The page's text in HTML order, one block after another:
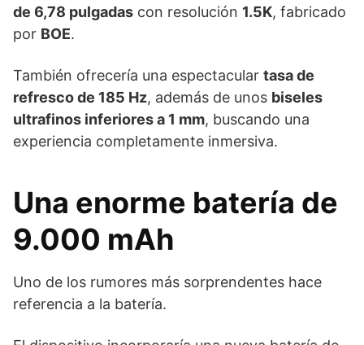
de 6,78 pulgadas con resolución 1.5K, fabricado
por BOE.
También ofrecería una espectacular tasa de
refresco de 185 Hz, además de unos biseles
ultrafinos inferiores a 1 mm, buscando una
experiencia completamente inmersiva.
Una enorme batería de
9.000 mAh
Uno de los rumores más sorprendentes hace
referencia a la batería.